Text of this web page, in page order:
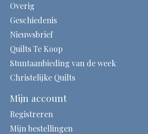
Overig
Geschiedenis
Nieuwsbrief
Quilts Te Koop
Stuntaanbieding van de week
Christelijke Quilts
Mijn account
Registreren
Mijn bestellingen